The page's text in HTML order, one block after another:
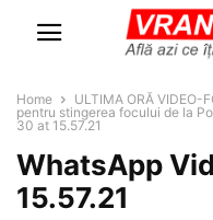
Home
ULTIMA ORĂ VIDEO-
pentru stingerea focului de la
30 at 15.57.21
WhatsApp
15.57.21